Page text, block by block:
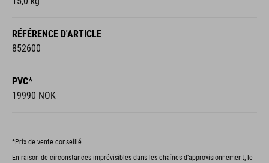
RÉFÉRENCE D'ARTICLE
852600
PVC*
19990 NOK
*Prix de vente conseillé
En raison de circonstances imprévisibles dans les chaînes d’approvisionnement, le